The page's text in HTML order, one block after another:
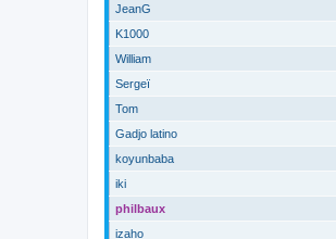
JeanG
K1000
William
Sergeï
Tom
Gadjo latino
koyunbaba
iki
philbaux
izaho